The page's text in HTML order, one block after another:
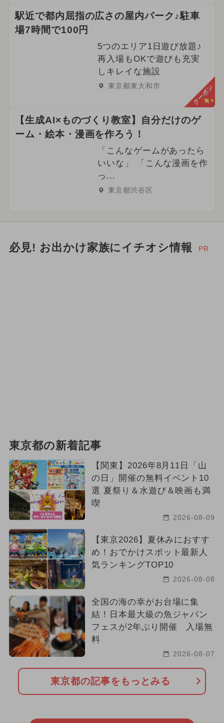
駅近で都内屈指の広さの屋内パーク♪駐車
場7時間で100円
5つのエリア1日遊び放題♪
再入場もOKで遊びも充実
しキレイな施設
東京都東大和市 クーポン
【生成AI×ものづくり教室】自分だけのゲ
ーム・絵本・漫画を作ろう！
「こんなゲームがあったら
いいな」 「こんな漫画を作
っ...
東京都渋谷区
必見! お出かけ家族にイチオシ情報 PR
東京都の新着記事
【関東】2026年8月11日「山
の日」開催の無料イベント10
選 夏祭り＆水遊び＆映画も満
喫
2026-08-09
【東京2026】夏休みにおすす
め！おでかけスポット最新人
気ランキングTOP10
2026-08-08
全国の海の幸がお台場に集
結！日本最大級の魚ジャパン
フェスが2年ぶり開催 入場無
料
2026-08-07
東京都の記事をもっとみる